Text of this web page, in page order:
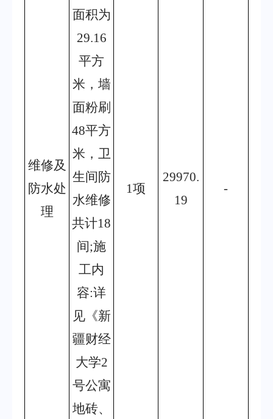
维修及
防水处
理
面积为
29.16
平方
米，墙
面粉刷
48平方
米，卫
生间防
水维修
共计18
间;施
工内
容:详
见《新
疆财经
大学2
号公寓
地砖、
1项
29970.
19
-